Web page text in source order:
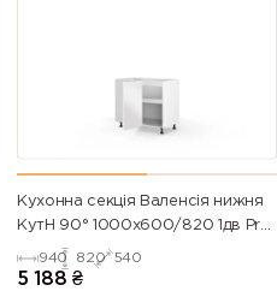
Кухонна секція Валенсія нижня
КутН 90° 1000х600/820 1дв Pro
Blum (Білий/Напівмат Білий
9003)
940 820 540
5 188 ₴